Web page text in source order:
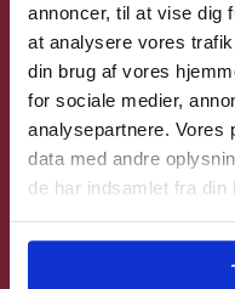
annoncer, til at vise dig
at analysere vores
din brug af vores
for sociale medier,
analysepartnere. Vores
data med andre
de har indsamlet fra din